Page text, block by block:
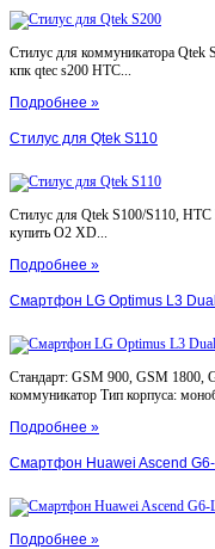
Стилус для коммуникатора Qtek
кпк qtec s200 HTC...
Подробнее »
Стилус для Qtek S110
Стилус для Qtek S100/S110,
купить O2 XD...
Подробнее »
Смартфон LG Optimus L3
Стандарт: GSM 900, GSM 1800,
коммуникатор Тип корпуса:
Подробнее »
Смартфон Huawei Ascend
Подробнее »